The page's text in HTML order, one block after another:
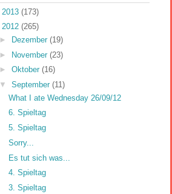
2013 (173)
2012 (265)
►
Dezember (19)
► November (23)
► Oktober (16)
▼ September (11)
What I ate Wednesday 26/09/12
6. Spieltag
5. Spieltag
Sorry...
Es tut sich was...
4. Spieltag
3. Spieltag